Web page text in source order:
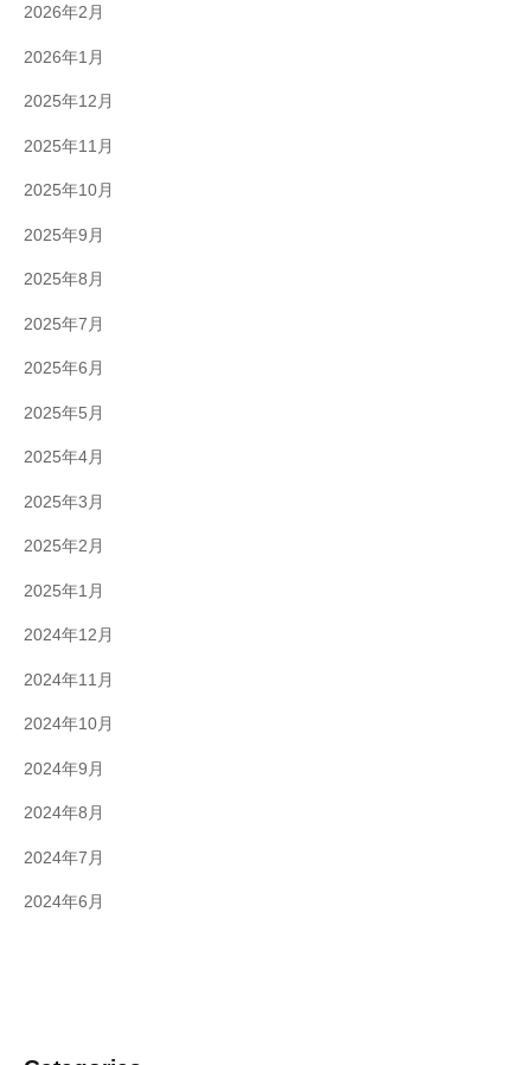
2026年2月
2026年1月
2025年12月
2025年11月
2025年10月
2025年9月
2025年8月
2025年7月
2025年6月
2025年5月
2025年4月
2025年3月
2025年2月
2025年1月
2024年12月
2024年11月
2024年10月
2024年9月
2024年8月
2024年7月
2024年6月